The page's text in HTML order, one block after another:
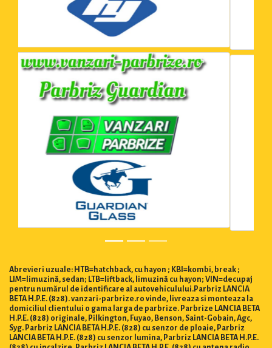
Abrevieri uzuale: HTB=hatchback, cu hayon ; KBI=kombi, break ;
LIM=limuzină, sedan; LTB=liftback, limuzină cu hayon; VIN=decupaj
pentru numărul de identificare al autovehiculului.Parbriz LANCIA
BETA H.P.E. (828). vanzari-parbrize.ro vinde, livreaza si monteaza la
domiciliul clientului o gama larga de parbrize. Parbrize LANCIA BETA
H.P.E. (828) originale, Pilkington, Fuyao, Benson, Saint-Gobain, Agc,
Syg. Parbriz LANCIA BETA H.P.E. (828) cu senzor de ploaie, Parbriz
LANCIA BETA H.P.E. (828) cu senzor lumina, Parbriz LANCIA BETA H.P.E.